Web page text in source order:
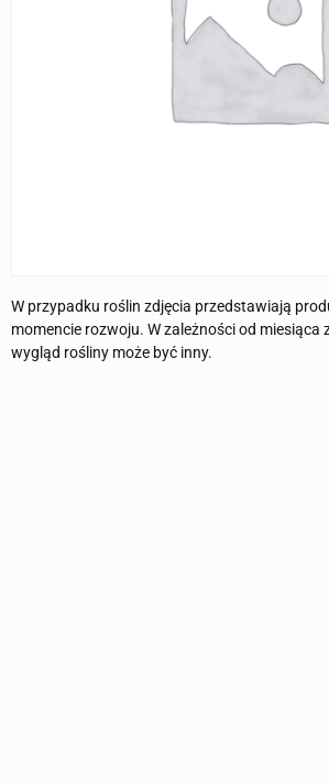
W przypadku roślin zdjęcia przedstawiają
momencie rozwoju. W zależności od miesiąca
wygląd rośliny może być inny.